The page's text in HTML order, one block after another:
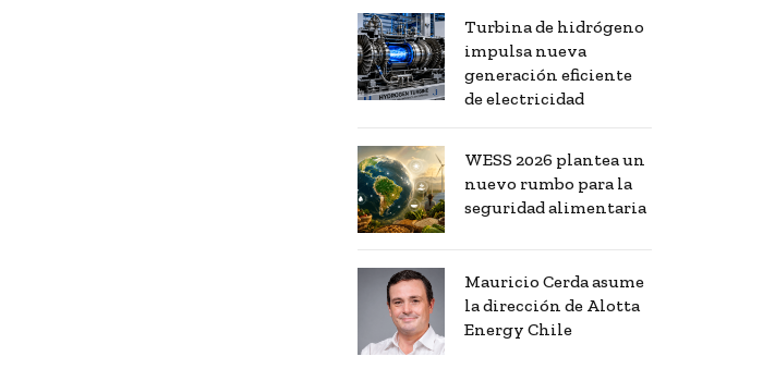
Turbina de hidrógeno
impulsa nueva
generación eficiente
de electricidad
WESS 2026 plantea un
nuevo rumbo para la
seguridad alimentaria
Mauricio Cerda asume
la dirección de Alotta
Energy Chile